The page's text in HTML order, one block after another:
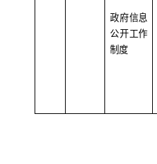
政府信息
公开工作
制度